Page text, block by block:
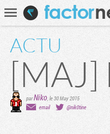
ACTU
[MAJ]
parNiko,le 30 May 2015
email
@nik0tine